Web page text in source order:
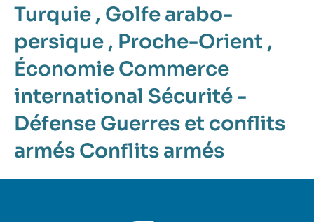
Turquie , Golfe arabo-
persique , Proche-Orient ,
Économie Commerce
international Sécurité -
Défense Guerres et conflits
armés Conflits armés